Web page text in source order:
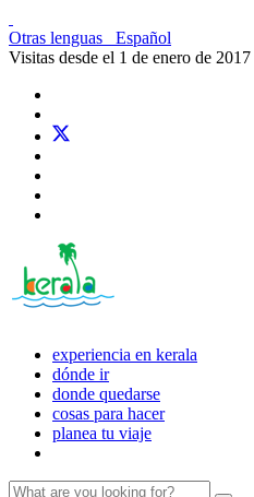
Otras lenguas
Español
Visitas desde el 1 de enero de 2017
experiencia en kerala
dónde ir
donde quedarse
cosas para hacer
planea tu viaje